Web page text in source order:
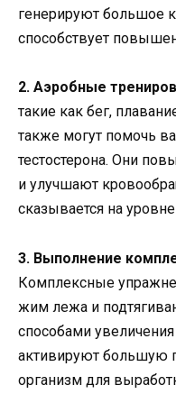
генерируют большое
способствует
2. Аэробные
такие как бег,
также могут помочь
тестостерона. Они
и улучшают
сказывается на
3. Выполнение
Комплексные
жим лежа и
способами
активируют большую
организм для